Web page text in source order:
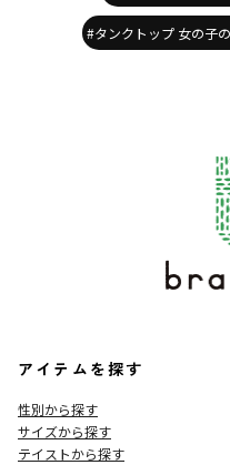
#タンクトップ 女の子
アイテムを探す
性別から探す
サイズから探す
テイストから探す